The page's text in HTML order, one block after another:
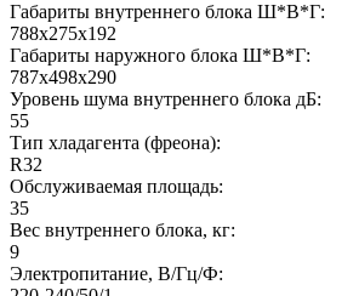
Габариты внутреннего блока Ш*В*Г:
788х275х192
Габариты наружного блока Ш*В*Г:
787х498х290
Уровень шума внутреннего блока дБ:
55
Тип хладагента (фреона):
R32
Обслуживаемая площадь:
35
Вес внутреннего блока, кг:
9
Электропитание, В/Гц/Ф: